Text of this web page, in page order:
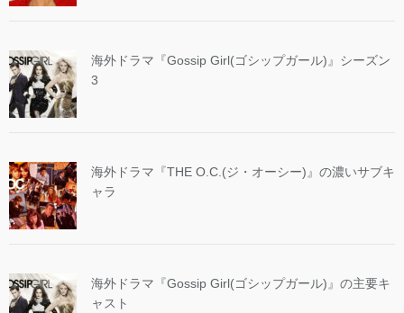
海外ドラマ『Gossip Girl(ゴシップガール)』シーズン
3
海外ドラマ『THE O.C.(ジ・オーシー)』の濃いサブキ
ャラ
海外ドラマ『Gossip Girl(ゴシップガール)』の主要キ
ャスト